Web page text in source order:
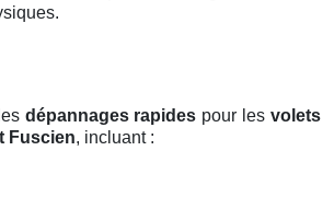
dépannages rapides pour lesvolets
Fuscien, incluant :